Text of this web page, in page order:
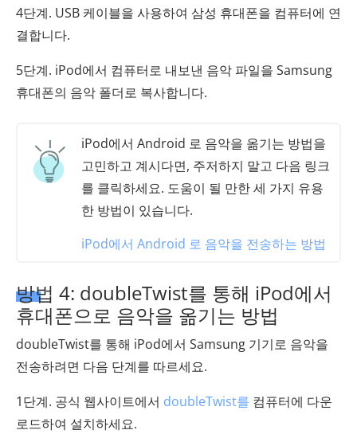
4단계. USB 케이블을 사용하여 삼성 휴대폰을 컴퓨터에 연
결합니다.
5단계. iPod에서 컴퓨터로 내보낸 음악 파일을 Samsung
휴대폰의 음악 폴더로 복사합니다.
iPod에서 Android 로 음악을 옮기는 방법을
고민하고 계시다면, 주저하지 말고 다음 링크
를 클릭하세요. 도움이 될 만한 세 가지 유용
한 방법이 있습니다.
iPod에서 Android 로 음악을 전송하는 방법
방법 4: doubleTwist를 통해 iPod에서
휴대폰으로 음악을 옮기는 방법
doubleTwist를 통해 iPod에서 Samsung 기기로 음악을
전송하려면 다음 단계를 따르세요.
1단계. 공식 웹사이트에서 doubleTwist를 컴퓨터에 다운
로드하여 설치하세요.